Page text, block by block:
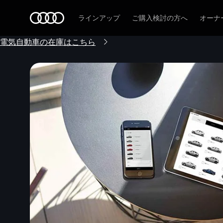
ラインアップ ご購入検討の方へ オーナ
電気自動車の在庫はこちら